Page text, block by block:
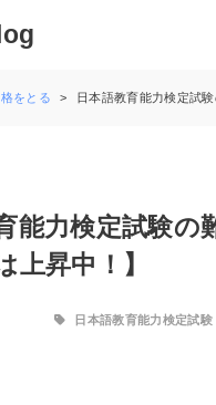
をとる 日本語教育能力検定試
能力検定試験の
上昇中！】
日本語教育能力検定試験